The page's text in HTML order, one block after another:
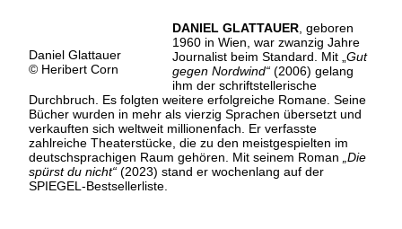
Daniel Glattauer
© Heribert Corn
DANIEL GLATTAUER , geboren
1960 in Wien, war zwanzig Jahre
Journalist beim Standard. Mit „ Gut
gegen Nordwind“ (2006) gelang
ihm der schriftstellerische
Durchbruch. Es folgten weitere erfolgreiche Romane. Seine
Bücher wurden in mehr als vierzig Sprachen übersetzt und
verkauften sich weltweit millionenfach. Er verfasste
zahlreiche Theaterstücke, die zu den meistgespielten im
deutschsprachigen Raum gehören. Mit seinem Roman
„Die
spürst du nicht“ (2023) stand er wochenlang auf der
SPIEGEL-Bestsellerliste.